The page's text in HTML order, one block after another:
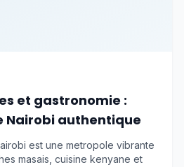
et gastronomie :
Nairobi authentique
est une metropole vibrante
masais, cuisine kenyane et